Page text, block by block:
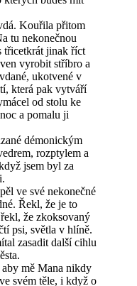
Kouřila přitom
tu nekonečnou
třicetkrát jinak říct
vyrobit stříbro a
ukotvené v
která pak vytváří
od stolu ke
a pomalu ji
démonickým
rozptylem a
jsem byl za
ve své nekonečné
Řekl, že je to
že zkoksovaný
psi, světla v hlíně.
zasadit další cihlu
aby mě Mana nikdy
svém těle, i když o